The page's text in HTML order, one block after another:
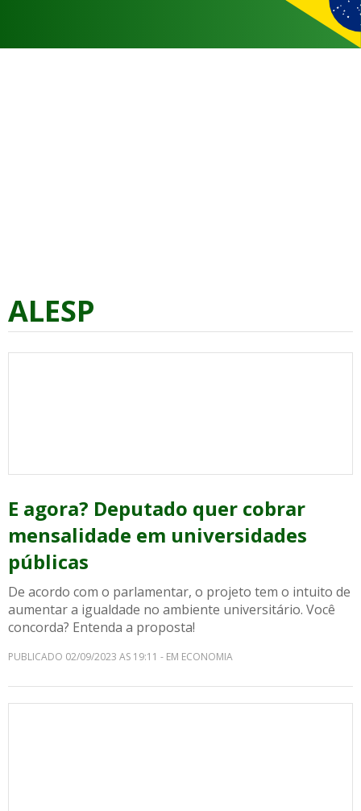
ALESP
E agora? Deputado quer cobrar
mensalidade em universidades
públicas
De acordo com o parlamentar, o projeto tem o intuito de
aumentar a igualdade no ambiente universitário. Você
concorda? Entenda a proposta!
PUBLICADO 02/09/2023 AS 19:11 - EM ECONOMIA